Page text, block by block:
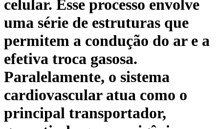
celular. Esse processo envolve
uma série de estruturas que
permitem a condução do ar e a
efetiva troca gasosa.
Paralelamente, o sistema
cardiovascular atua como o
principal transportador,